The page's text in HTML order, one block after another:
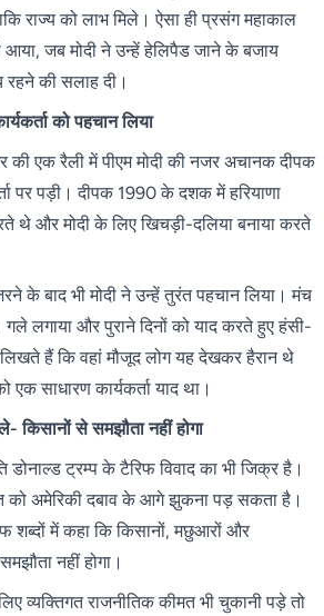
राज्य को लाभ मिले। ऐसा ही प्रसंग महाकाल
आया, जब मोदी ने उन्हें हेलिपैड जाने के बजाय
की सलाह दी।
को पहचान लिया
की एक रैली में पीएम मोदी की नजर अचानक दीपक
पर पड़ी। दीपक 1990 के दशक में हरियाणा
थे और मोदी के लिए खिचड़ी-दलिया बनाया करते
के बाद भी मोदी ने उन्हें तुरंत पहचान लिया। मंच
लगाया और पुराने दिनों को याद करते हुए हंसी-
हैं कि वहां मौजूद लोग यह देखकर हैरान थे
एक साधारण कार्यकर्ता याद था।
किसानों से समझौता नहीं होगा
डोनाल्ड ट्रम्प के टैरिफ विवाद का भी जिक्र है।
को अमेरिकी दबाव के आगे झुकना पड़ सकता है।
शब्दों में कहा कि किसानों, मछुआरों और
नहीं होगा।
व्यक्तिगत राजनीतिक कीमत भी चुकानी पड़े तो